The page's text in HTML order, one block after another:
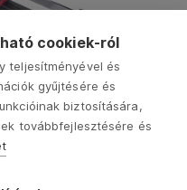
cookiek-ról
teljesítményével és
gyűjtésére és
biztosítására,
továbbfejlesztésére és